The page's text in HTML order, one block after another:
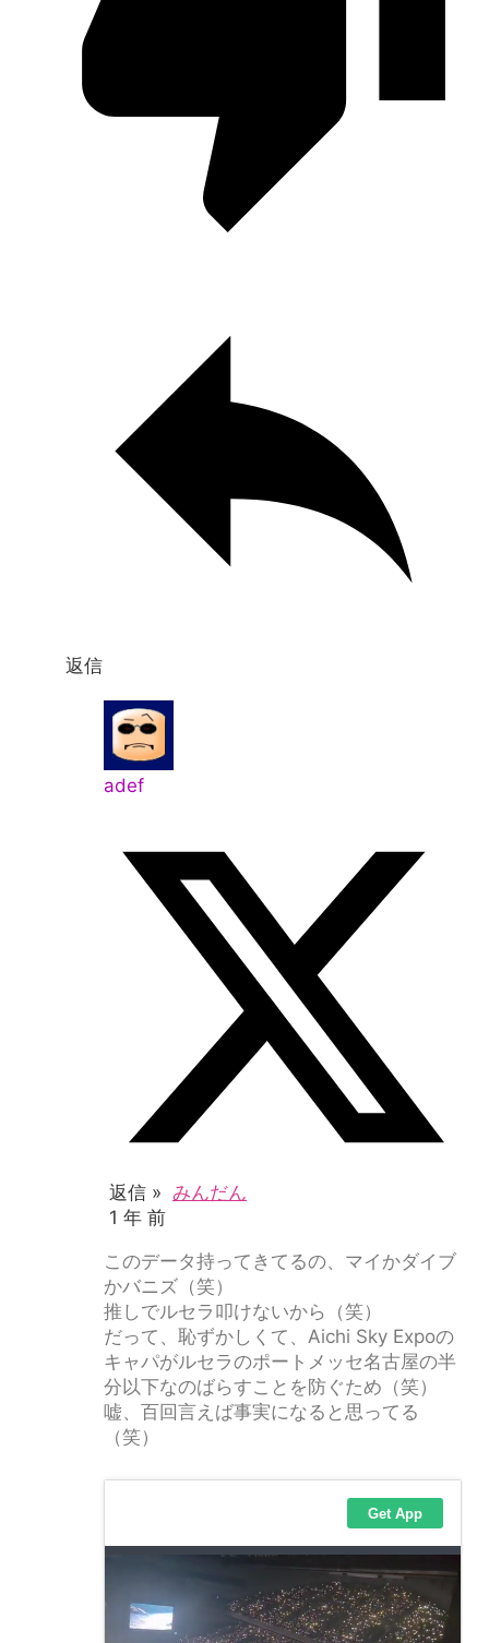
返信
adef
返信 » みんだん
1 年 前
このデータ持ってきてるの、マイかダイブ
かバニズ（笑）
推しでルセラ叩けないから（笑）
だって、恥ずかしくて、Aichi Sky Expoの
キャパがルセラのポートメッセ名古屋の半
分以下なのばらすことを防ぐため（笑）
嘘、百回言えば事実になると思ってる
（笑）